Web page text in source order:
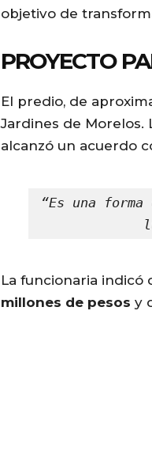
objetivo de
PROYECTO
El predio, de
Jardines de Morelos.
alcanzó un acuerdo
“Es una
La funcionaria
millones de pesos y